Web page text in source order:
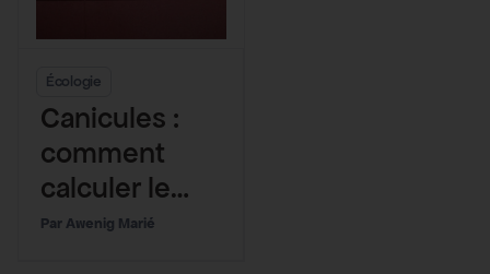
Écologie
Canicules :
comment
calculer le
nombre de
Awenig Marié